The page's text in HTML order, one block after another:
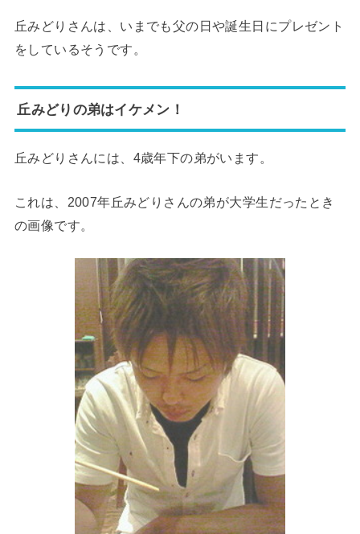
丘みどりさんは、いまでも父の日や誕生日にプレゼント
をしているそうです。
丘みどりの弟はイケメン！
丘みどりさんには、4歳年下の弟がいます。
これは、2007年丘みどりさんの弟が大学生だったとき
の画像です。